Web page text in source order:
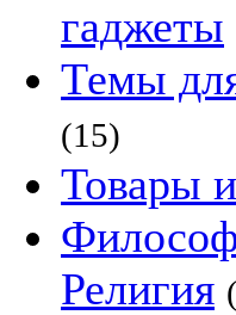
гаджеты
Темы
(15)
Товары
Религия